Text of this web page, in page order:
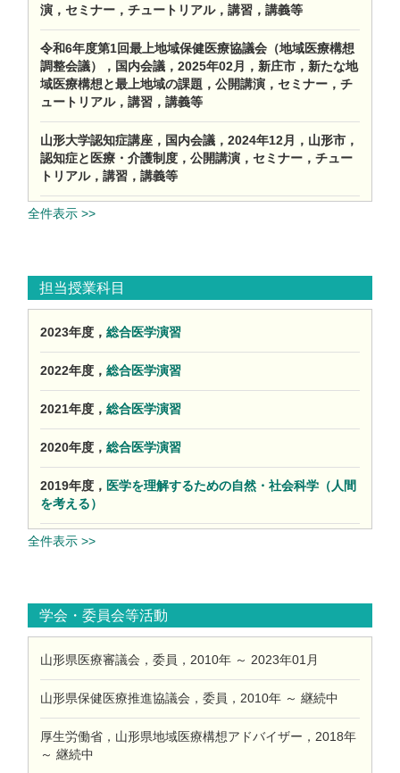
演，セミナー，チュートリアル，講習，講義等
令和6年度第1回最上地域保健医療協議会（地域医療構想
調整会議），国内会議，2025年02月，新庄市，新たな地
域医療構想と最上地域の課題，公開講演，セミナー，チ
ュートリアル，講習，講義等
山形大学認知症講座，国内会議，2024年12月，山形市，
認知症と医療・介護制度，公開講演，セミナー，チュー
トリアル，講習，講義等
全件表示 >>
担当授業科目
2023年度， 総合医学演習
2022年度， 総合医学演習
2021年度， 総合医学演習
2020年度， 総合医学演習
2019年度， 医学を理解するための自然・社会科学（人間
を考える）
全件表示 >>
学会・委員会等活動
山形県医療審議会，委員，2010年 ～ 2023年01月
山形県保健医療推進協議会，委員，2010年 ～ 継続中
厚生労働省，山形県地域医療構想アドバイザー，2018年
～ 継続中